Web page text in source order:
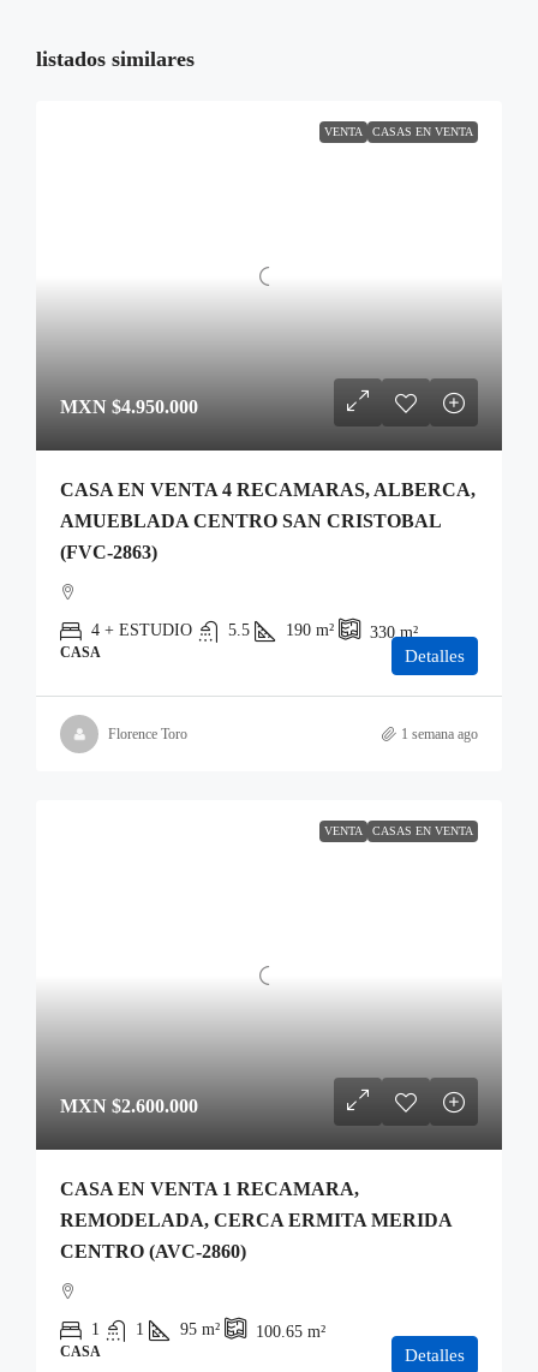
listados similares
VENTA CASAS EN VENTA
MXN $4.950.000
CASA EN VENTA 4 RECAMARAS, ALBERCA,
AMUEBLADA CENTRO SAN CRISTOBAL
(FVC-2863)
4 + ESTUDIO 5.5 190 m² 330m²
CASA Detalles
Florence Toro 1 semana ago
VENTA CASAS EN VENTA
MXN $2.600.000
CASA EN VENTA 1 RECAMARA,
REMODELADA, CERCA ERMITA MERIDA
CENTRO (AVC-2860)
1 1 95 m² 100.65 m²
CASA Detalles